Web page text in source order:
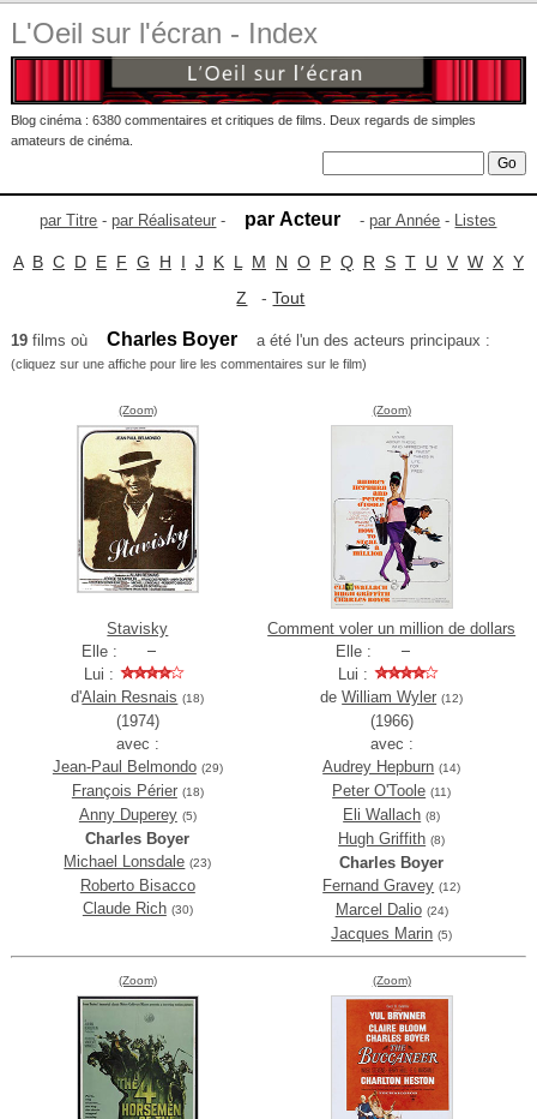
L'Oeil sur l'écran - Index
Blog cinéma : 6380 commentaires et critiques de films. Deux regards de simples
amateurs de cinéma.
par Titre -par Réalisateur - par Acteur -par Année - Listes
A B C D E F G H I J K L M N O P Q R S T U V W X Y
Z -Tout
19films où Charles Boyer a été l'un des acteurs principaux :
(cliquez sur une affiche pour lire les commentaires sur le film)
(Zoom)
Stavisky
Elle :
Lui :
d'Alain Resnais (18)
(1974)
avec :
Jean-Paul Belmondo (29)
François Périer (18)
Anny Duperey (5)
Charles Boyer
Michael Lonsdale (23)
Roberto Bisacco
Claude Rich (30)
(Zoom)
Comment voler un million de dollars
Elle :
Lui :
deWilliam Wyler (12)
(1966)
avec :
Audrey Hepburn (14)
Peter O'Toole (11)
Eli Wallach (8)
Hugh Griffith (8)
Charles Boyer
Fernand Gravey (12)
Marcel Dalio (24)
Jacques Marin (5)
(Zoom) (Zoom)